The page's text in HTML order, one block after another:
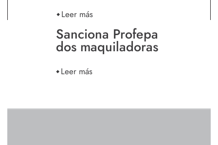
Leer más
Sanciona Profepa
dos maquiladoras
Leer más